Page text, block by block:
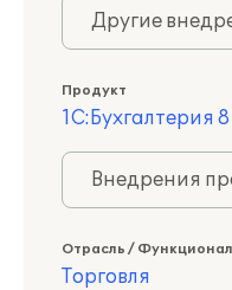
Другие
Продукт
1С:Бухгалтерия 8
Внедрения
Отрасль /
Торговля